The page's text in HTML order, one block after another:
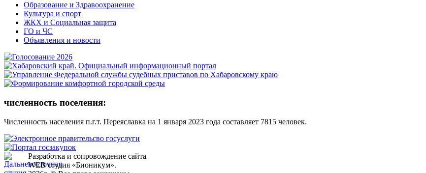
Образование и Здравоохранение
Культура и спорт
ЖКХ и Социальная защита
ГО и ЧС
Объявления и новости
численность поселения:
Численность населения п.г.т. Переяславка на 1 января 2023 года составляет 7815 человек.
Разработка и сопровождение сайта
WEB студия «Бионикум».